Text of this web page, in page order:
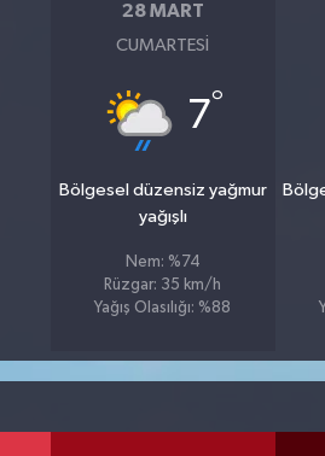
28 MART
CUMARTESI
7°
Bölgesel düzensiz yağmur
yağışlı
Nem: %74
Rüzgar: 35 km/h
Yağış Olasılığı: %88